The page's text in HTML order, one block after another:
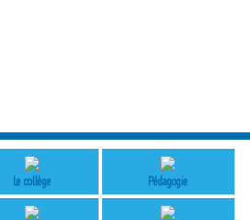
Le collège Pédagogie